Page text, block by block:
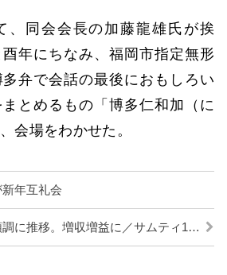
同会会長の加藤龍雄氏が挨
年にちなみ、福岡市指定無形
弁で会話の最後におもしろい
とめるもの「博多仁和加（に
会場をわかせた。
年互礼会
主力の不動産事業が順調に推移。増収増益に／サムティ16年11月期決算